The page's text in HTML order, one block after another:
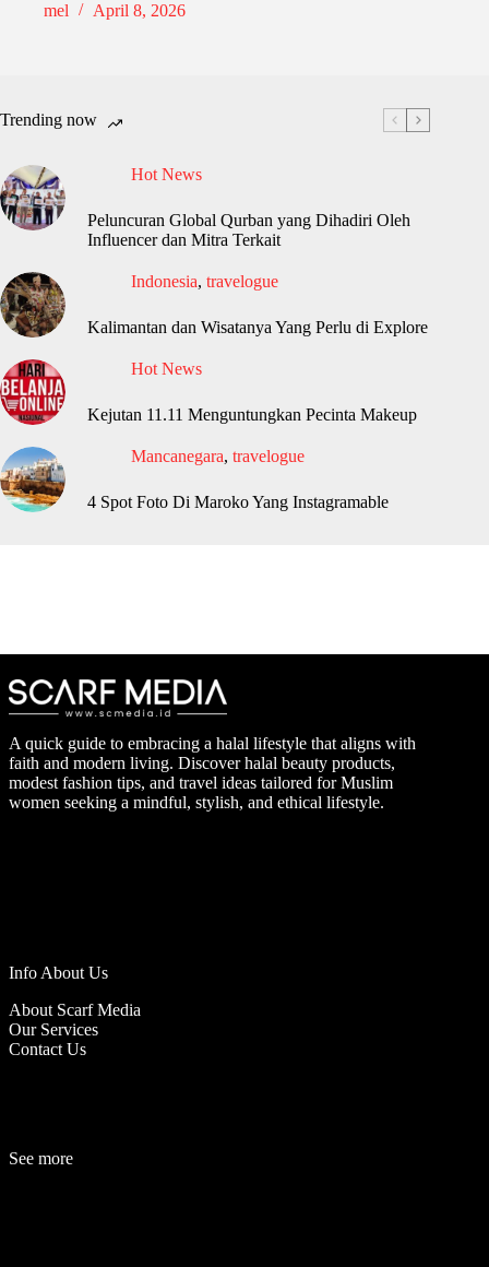
mel
April 8, 2026
Trending now
Hot News
Peluncuran Global Qurban yang Dihadiri Oleh
Influencer dan Mitra Terkait
Indonesia, travelogue
Kalimantan dan Wisatanya Yang Perlu di Explore
Hot News
Kejutan 11.11 Menguntungkan Pecinta Makeup
Mancanegara, travelogue
4 Spot Foto Di Maroko Yang Instagramable
A quick guide to embracing a halal lifestyle that aligns with
faith and modern living. Discover halal beauty products,
modest fashion tips, and travel ideas tailored for Muslim
women seeking a mindful, stylish, and ethical lifestyle.
Info About Us
About Scarf Media
Our Services
Contact Us
See more